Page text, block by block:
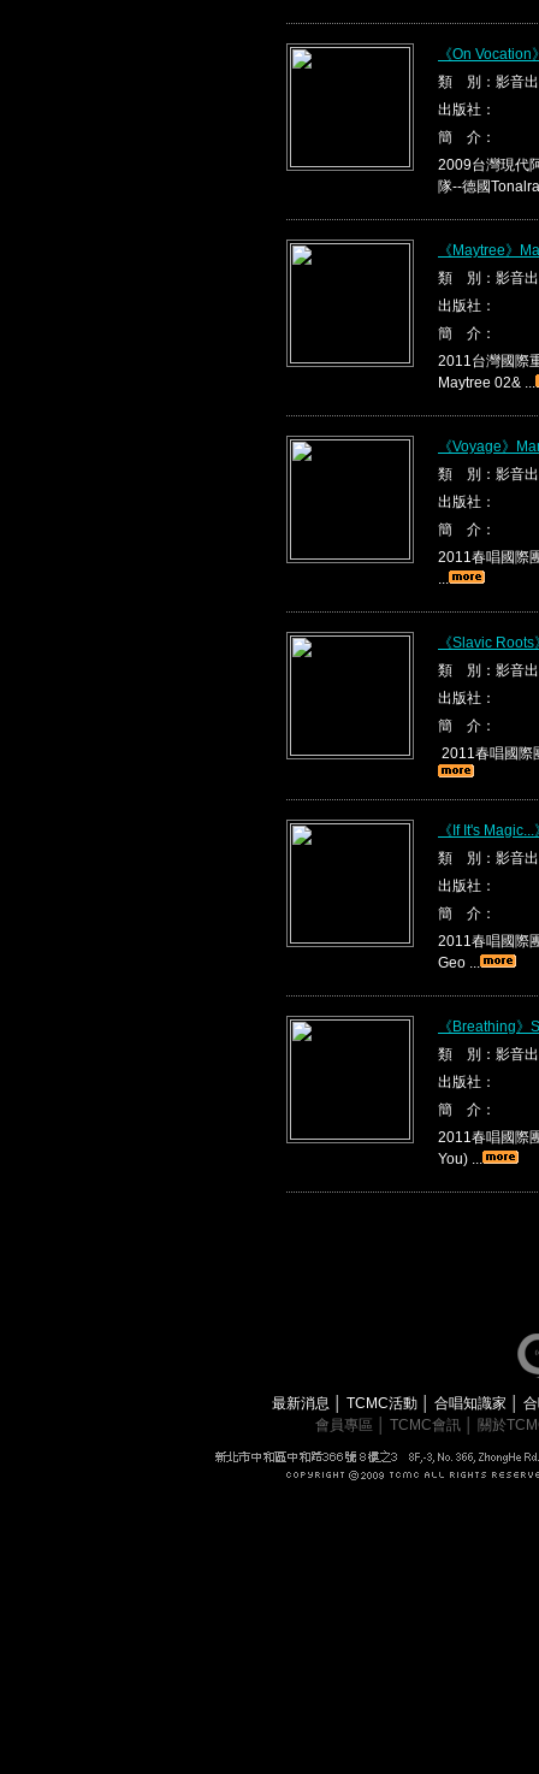
《On
類 別：影音
出版社：
簡 介：
2009台灣現代
隊--德國
《Maytree》
類 別：影音
出版社：
簡 介：
2011台灣國際
Maytree 02& ...
《Voyage》
類 別：影音
出版社：
簡 介：
2011春唱國際
...
《Slavic
類 別：影音
出版社：
簡 介：
2011春唱國際
《If It's
類 別：影音
出版社：
簡 介：
2011春唱國際
Geo ...
《Breathing》
類 別：影音
出版社：
簡 介：
2011春唱國際
You) ...
最新消息 TCMC活動 合唱知識家
會員專區
TCMC會訊 關於